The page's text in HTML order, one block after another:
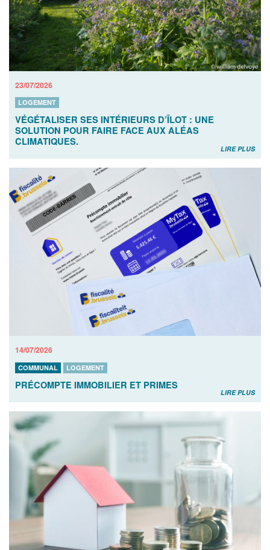
23/07/2026
LOGEMENT
VÉGÉTALISER SES INTÉRIEURS D’ÎLOT : UNE
SOLUTION POUR FAIRE FACE AUX ALÉAS
CLIMATIQUES.
LIRE PLUS
14/07/2026
COMMUNAL LOGEMENT
PRÉCOMPTE IMMOBILIER ET PRIMES
LIRE PLUS